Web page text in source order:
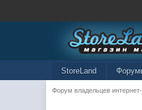
StoreLand
Форум владельцев